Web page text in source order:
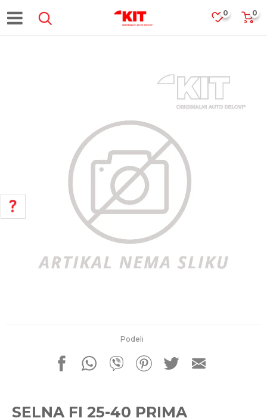
0
0
Podeli
SELNA FI 25-40 PRIMA
POMOĆ PRI KUPOVINI
Za više informacija, pomoć i
porudžbine
Pišite nam
office@kitcommerce.rs